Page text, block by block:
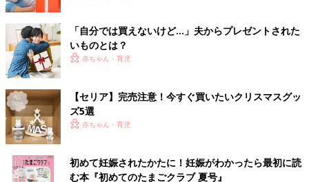
「自分では買えないけど…」夫からプレゼントされた
いものとは？
赤ちゃん・育児
【セリア】完売注意！今すぐ買いたいクリスマスグッ
ズ5選
赤ちゃん・育児
初めて妊娠されたかたに！妊娠がわかったら最初に読
む本『初めてのたまごクラブ 夏号』